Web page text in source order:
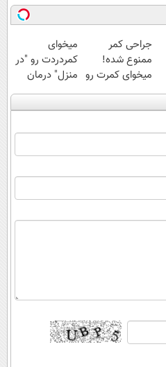
جراحی کمر
ممنوع شده!
میخوای کمرت رو
در منزل درمان
کنی؟
میخوای
کمردردت رو "در
منزل" درمان
کنی؟ (◂فیلم +
◂پرسش‌نامه)